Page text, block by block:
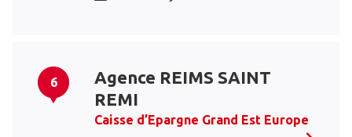
6
Agence REIMS SAINT
REMI
Caisse d’Epargne Grand Est Europe